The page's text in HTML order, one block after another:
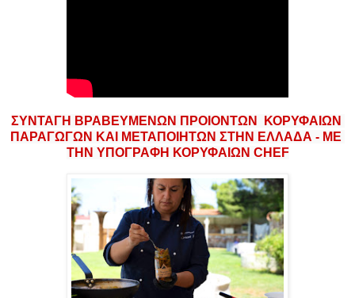
ΣΥΝΤΑΓΗ ΒΡΑΒΕΥΜΕΝΩΝ ΠΡΟΙΟΝΤΩΝ  ΚΟΡΥΦΑΙΩΝ
ΠΑΡΑΓΩΓΩΝ ΚΑΙ ΜΕΤΑΠΟΙΗΤΩΝ ΣΤΗΝ ΕΛΛΑΔΑ - ΜΕ
ΤΗΝ ΥΠΟΓΡΑΦΗ ΚΟΡΥΦΑΙΩΝ CHEF